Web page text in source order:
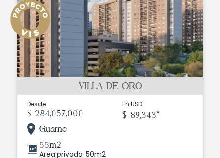
VILLA DE ORO
Desde
$ 284,057,000
En USD
$ 89,343*
Guarne
55m2
Area privada: 50m2